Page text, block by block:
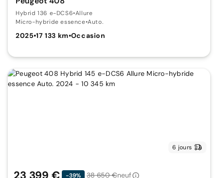
Hybrid 136 e-DCS6•Allure
Micro-hybride essence•Auto.
2025•17 133 km•Occasion
6 jours
-39% 38 650 €neuf